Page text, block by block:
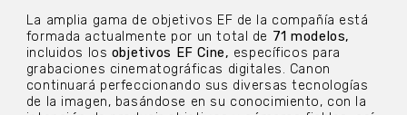
La amplia gama de objetivos EF de la compañía está
formada actualmente por un total de 71 modelos,
incluidos los objetivos EF Cine, específicos para
grabaciones cinematográficas digitales. Canon
continuará perfeccionando sus diversas tecnologías
de la imagen, basándose en su conocimiento, con la